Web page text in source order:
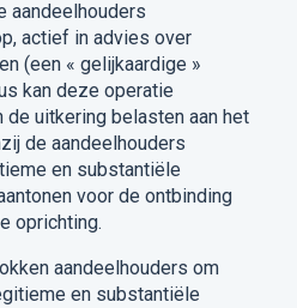
aandeelhouders
actief in advies over
(een « gelijkaardige »
kan deze operatie
uitkering belasten aan het
de aandeelhouders
en substantiële
voor de ontbinding
oprichting.
aandeelhouders om
en substantiële